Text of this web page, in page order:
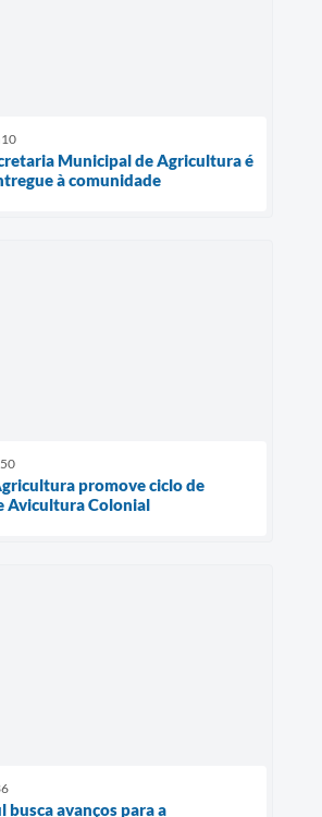
Municipal de Agricultura é
à comunidade
promove ciclo de
Avicultura Colonial
busca avanços para a